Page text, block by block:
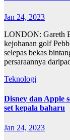
Jan 24, 2023
LONDON: Gareth
kejohanan golf
selepas bekas
persaraannya
Teknologi
Disney dan Apple
set kepala baharu
Jan 24, 2023